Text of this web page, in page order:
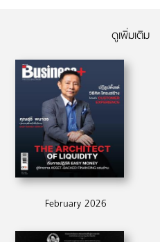
ดูเพิ่มเติม
February 2026